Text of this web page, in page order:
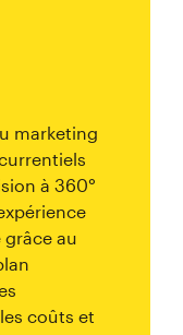
marketing
à 360°
au
coûts et